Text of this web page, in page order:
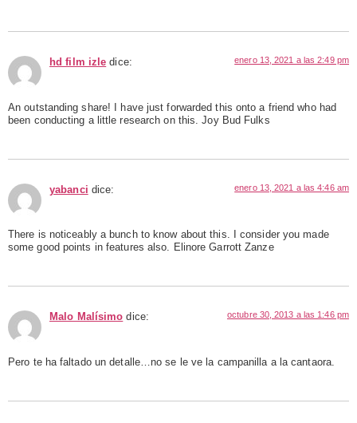
hd film izle dice: enero 13, 2021 a las 2:49 pm
An outstanding share! I have just forwarded this onto a friend who had
been conducting a little research on this. Joy Bud Fulks
yabanci dice: enero 13, 2021 a las 4:46 am
There is noticeably a bunch to know about this. I consider you made
some good points in features also. Elinore Garrott Zanze
Malo Malísimo dice: octubre 30, 2013 a las 1:46 pm
Pero te ha faltado un detalle…no se le ve la campanilla a la cantaora.